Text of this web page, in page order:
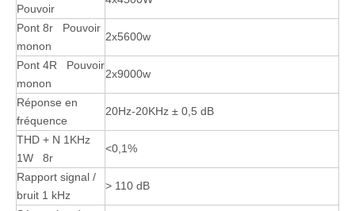
Pouvoir
Pont 8r Pouvoir
monon
2x5600w
Pont 4R Pouvoir
monon
2x9000w
Réponse en
fréquence
20Hz-20KHz ± 0,5 dB
THD + N 1KHz
1W 8r
<0,1%
Rapport signal /
bruit 1 kHz
> 110 dB